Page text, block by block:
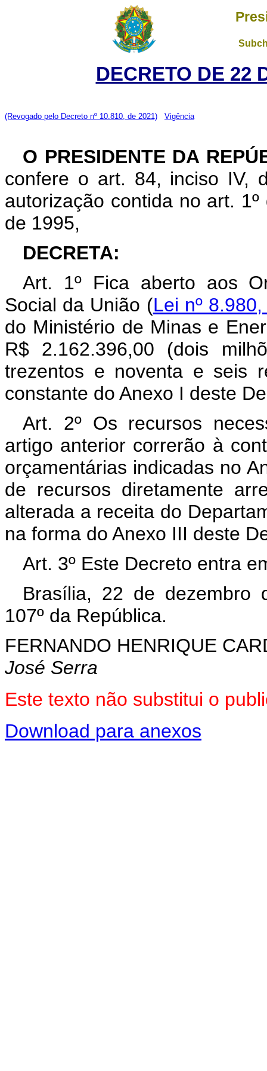
DECRETO DE 22
(Revogado pelo Decreto nº 10.810, de 2021) Vigência
O PRESIDENTE DA
confere o art. 84, inciso IV,
autorização contida no art.
de 1995,
DECRETA:
Art. 1º Fica aberto aos
Social da União (Lei nº
do Ministério de Minas e
R$ 2.162.396,00 (dois
trezentos e noventa e seis
constante do Anexo I deste
Art. 2º Os recursos
artigo anterior correrão à
orçamentárias indicadas no
de recursos diretamente
alterada a receita do
na forma do Anexo III deste
Art. 3º Este Decreto entra
Brasília, 22 de dezembro
107º da República.
FERNANDO HENRIQUE
José Serra
Este texto não substitui o
Download para anexos